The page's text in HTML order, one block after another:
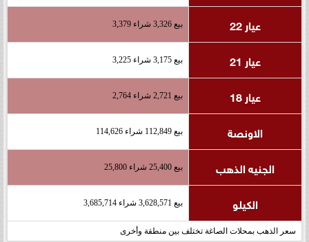
عيار 22 بيع 3,326 شراء 3,379
عيار 21 بيع 3,175 شراء 3,225
عيار 18 بيع 2,721 شراء 2,764
الاونصة بيع 112,849 شراء 114,626
الجنيه الذهب بيع 25,400 شراء 25,800
الكيلو بيع 3,628,571 شراء 3,685,714
سعر الذهب بمحلات الصاغة تختلف بين منطقة وأخرى